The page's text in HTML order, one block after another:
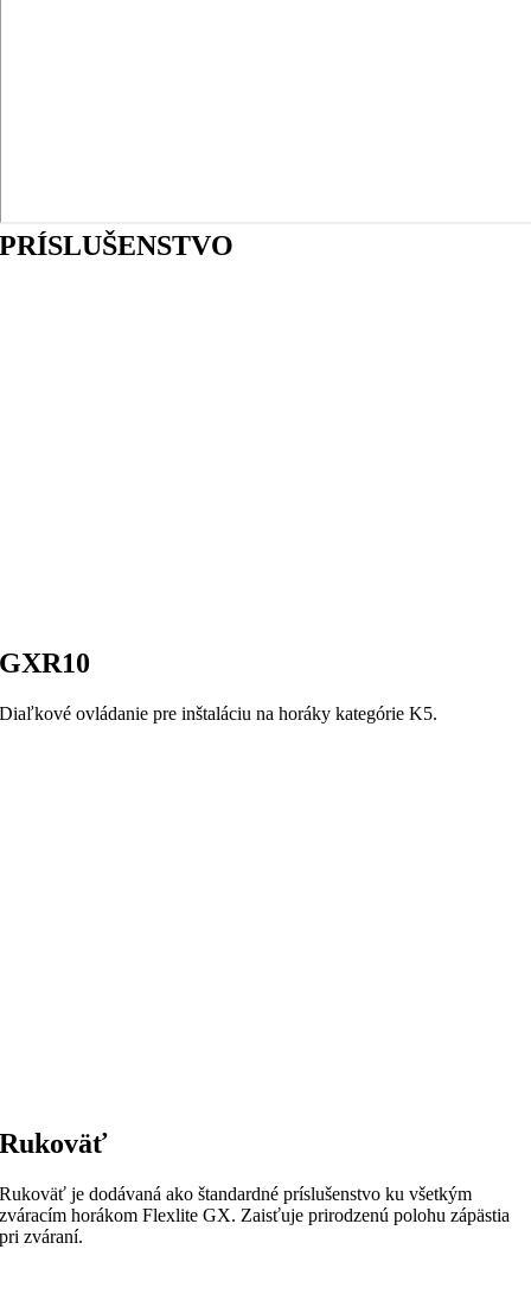
PRÍSLUŠENSTVO
GXR10
Diaľkové ovládanie pre inštaláciu na horáky kategórie K5.
Rukoväť
Rukoväť je dodávaná ako štandardné príslušenstvo ku všetkým
zváracím horákom Flexlite GX. Zaisťuje prirodzenú polohu zápästia
pri zváraní.